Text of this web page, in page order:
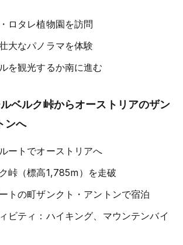
ロタレ植物園を訪問
大なパノラマを体験
を観光するか南に進む
ベルク峠からオーストリアのザン
ンへ
ートでオーストリアへ
峠（標高1,785m）を走破
トの町ザンクト・アントンで宿泊
ビティ：ハイキング、マウンテンバイ